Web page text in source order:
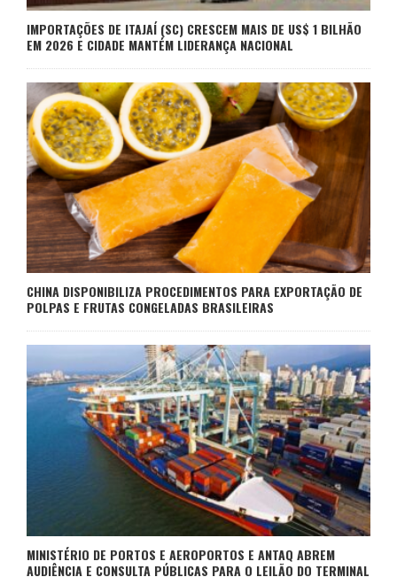
IMPORTAÇÕES DE ITAJAÍ (SC) CRESCEM MAIS DE US$ 1 BILHÃO
EM 2026 E CIDADE MANTÉM LIDERANÇA NACIONAL
CHINA DISPONIBILIZA PROCEDIMENTOS PARA EXPORTAÇÃO DE
POLPAS E FRUTAS CONGELADAS BRASILEIRAS
MINISTÉRIO DE PORTOS E AEROPORTOS E ANTAQ ABREM
AUDIÊNCIA E CONSULTA PÚBLICAS PARA O LEILÃO DO TERMINAL